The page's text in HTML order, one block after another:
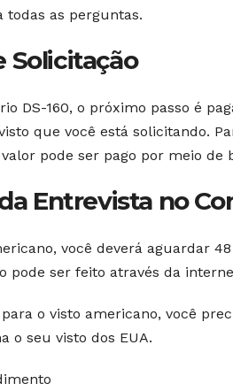
todas as perguntas.
Solicitação
DS-160, o próximo passo é
que você está solicitando.
valor pode ser pago por meio
Entrevista no
você deverá aguardar
pode ser feito através da
o visto americano, você
o seu visto dos EUA.